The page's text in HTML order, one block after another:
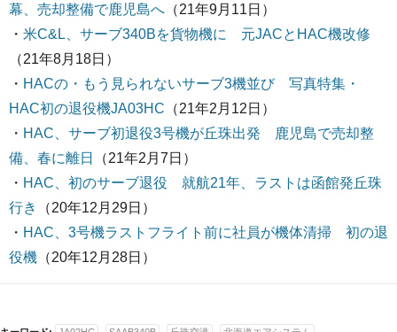
幕、売却整備で鹿児島へ （21年9月11日）
・ 米C&L、サーブ340Bを貨物機に 元JACとHAC機改修
（21年8月18日）
・ HACの・ もう見られないサーブ3機並び 写真特集・
HAC初の退役機JA03HC （21年2月12日）
・ HAC、サーブ初退役3号機が丘珠出発 鹿児島で売却整
備、春に離日
（21年2月7日）
・ HAC、初のサーブ退役 就航21年、ラストは函館発丘珠
行き
（20年12月29日）
・ HAC、3号機ラストフライト前に社員が機体清掃 初の退
役機 （20年12月28日）